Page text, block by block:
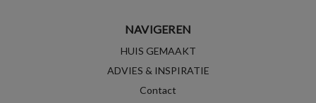
NAVIGEREN
HUIS GEMAAKT
ADVIES & INSPIRATIE
Contact